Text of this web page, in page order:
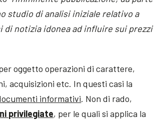
studio di analisi iniziale relativo a
notizia idonea ad influire sui prezzi
oggetto operazioni di carattere,
acquisizioni etc. In questi casi la
informativi. Non di rado,
privilegiate, per le quali si applica la